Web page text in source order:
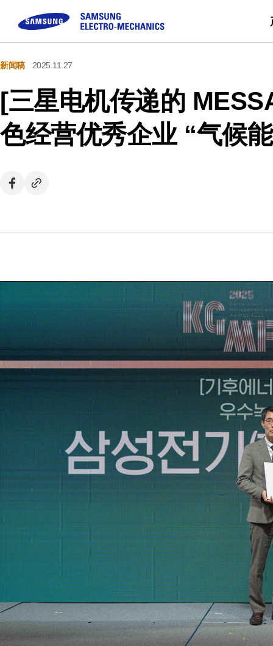
MLCC
Inductor
Chip Resistor
Camera Module
FAQ
咨询
Buy
三星电机介绍
CEO留信
使命 & 愿景
新闻稿 2025.11.27
[三星电机传递的
色经营优秀企业 “气候